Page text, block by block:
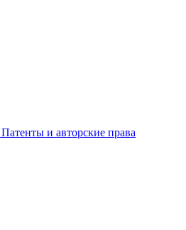
Патенты и авторские права